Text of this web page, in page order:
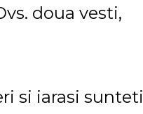
doua vesti,
si iarasi sunteti